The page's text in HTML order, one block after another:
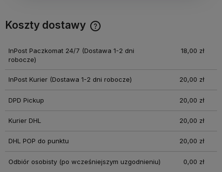
Koszty dostawy
InPost Paczkomat 24/7 (Dostawa 1-2 dni
robocze)
18,00 zł
InPost Kurier(Dostawa 1-2 dni robocze) 20,00 zł
DPD Pickup 20,00 zł
Kurier DHL 20,00 zł
DHL POP do punktu 20,00 zł
Odbiór osobisty(po wcześniejszym uzgodnieniu) 0,00 zł